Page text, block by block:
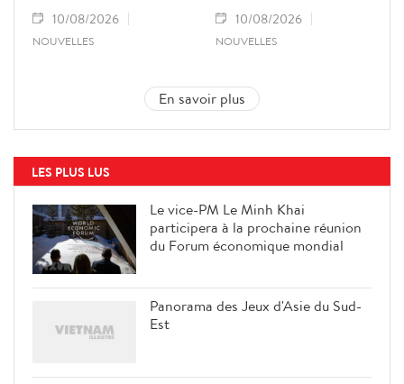
10/08/2026
NOUVELLES
10/08/2026
NOUVELLES
En savoir plus
LES PLUS LUS
Le vice-PM Le Minh Khai
participera à la prochaine réunion
du Forum économique mondial
Panorama des Jeux d'Asie du Sud-
Est